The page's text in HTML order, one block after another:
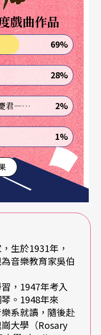
跟他握手致謝，但似
來過加護病房探望，
Germany.”——那天
我「有好多人來看
雖然之前的病情是
乎又如往常，吳老師
健談……
想讓吳老師看他為蕭
目： https://en.wiki
，趁這機
吳老師看，她問是不
，老師還是半知不
字，但想看照片。
「來看！這是我以
大聲叫道：「您以
開眼笑，恢復了愛
是大美女啊！那她
戲曲作品
69%
28%
《轉生到異世界成為嘉慶君—發現我的祖先是詐騙集團!?》 2%
1%
生於1931年，
音樂教育家吳伯
，1947年考入
。1948年來
系就讀，隨後赴
大學（Rosary